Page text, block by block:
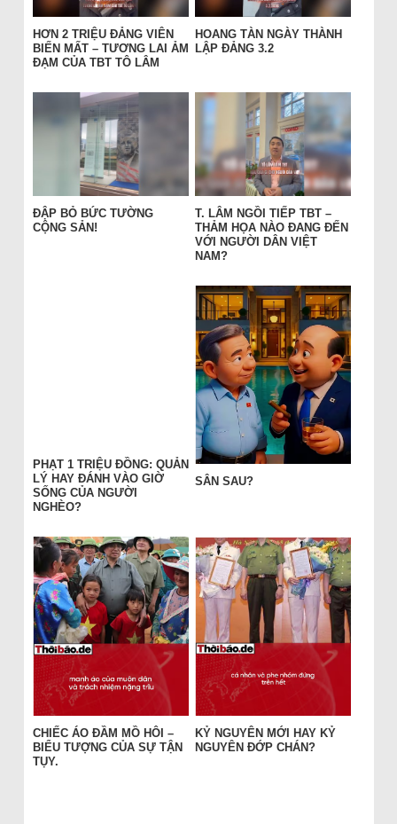
HƠN 2 TRIỆU ĐẢNG VIÊN
BIẾN MẤT – TƯƠNG LAI ẢM
ĐẠM CỦA TBT TÔ LÂM
HOANG TÀN NGÀY THÀNH
LẬP ĐẢNG 3.2
ĐẬP BỎ BỨC TƯỜNG
CỘNG SẢN!
T. LÂM NGỒI TIẾP TBT –
THẢM HỌA NÀO ĐANG ĐẾN
VỚI NGƯỜI DÂN VIỆT
NAM?
PHẠT 1 TRIỆU ĐỒNG: QUẢN
LÝ HAY ĐÁNH VÀO GIỜ
SỐNG CỦA NGƯỜI
NGHÈO?
SÂN SAU?
CHIẾC ÁO ĐẦM MỒ HÔI –
BIỂU TƯỢNG CỦA SỰ TẬN
TỤY.
KỶ NGUYÊN MỚI HAY KỶ
NGUYÊN ĐỚP CHÁN?